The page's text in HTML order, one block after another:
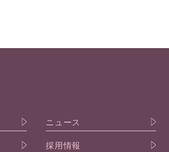
ニュース
採用情報